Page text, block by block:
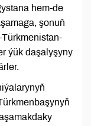
hem-de
şonuň
ýük daşalyşyny